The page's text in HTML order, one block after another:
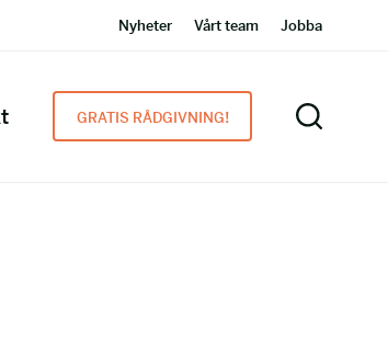
Nyheter Vårt team Jobba
GRATIS RÅDGIVNING!